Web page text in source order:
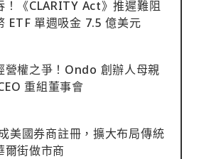
！《CLARITY Act》推遲難阻
ETF 單週吸金 7.5 億美元
營權之爭！Ondo 創辦人母親
重組董事會
國券商註冊，擴大布局傳統
爾街做市商